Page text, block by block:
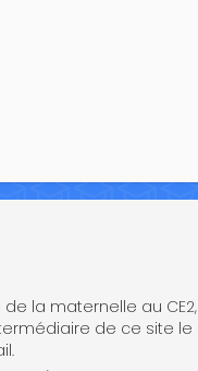
la maternelle au CE2,
de ce site le